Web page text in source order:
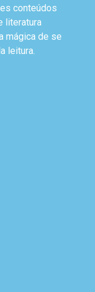
conteúdos
literatura
mágica de se
leitura.